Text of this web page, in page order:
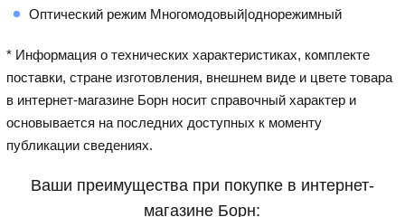
Оптический режим Многомодовый|однорежимный
* Информация о технических характеристиках, комплекте
поставки, стране изготовления, внешнем виде и цвете товара
в интернет-магазине Борн носит справочный характер и
основывается на последних доступных к моменту
публикации сведениях.
Ваши преимущества при покупке в интернет-
магазине Борн: